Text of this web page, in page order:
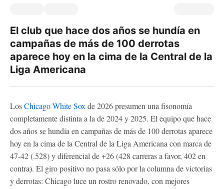
El club que hace dos años se hundía en
campañas de más de 100 derrotas
aparece hoy en la cima de la Central de la
Liga Americana
LosChicago White Sox de 2026 presumen una fisonomía
completamente distinta a la de 2024 y 2025. El equipo que hace
dos años se hundía en campañas de más de 100 derrotas aparece
hoy en la cima de la Central de la Liga Americana con marca de
47-42 (.528) y diferencial de +26 (428 carreras a favor, 402 en
contra). El giro positivo no pasa sólo por la columna de victorias
y derrotas: Chicago luce un rostro renovado, con mejores